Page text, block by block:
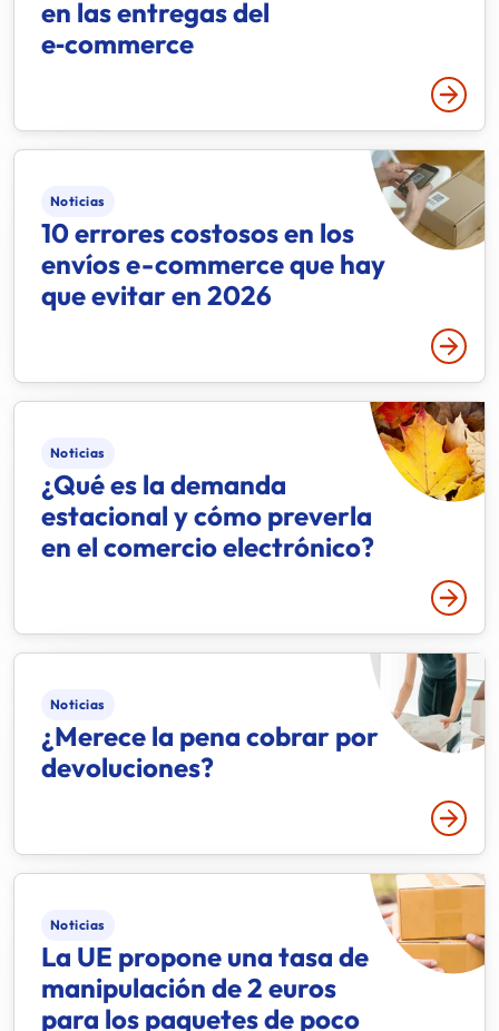
en las entregas del
e‑commerce
Leer
Noticias
10 errores costosos en los
envíos e-commerce que hay
que evitar en 2026
Leer
Noticias
¿Qué es la demanda
estacional y cómo preverla
en el comercio electrónico?
Leer
Noticias
¿Merece la pena cobrar por
devoluciones?
Leer
Noticias
La UE propone una tasa de
manipulación de 2 euros
para los paquetes de poco